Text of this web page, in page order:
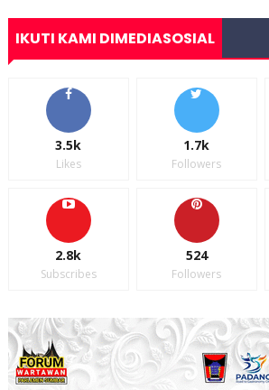
IKUTI KAMI DIMEDIASOSIAL
3.5k
Likes
1.7k
Followers
2.8k
Subscribes
524
Followers